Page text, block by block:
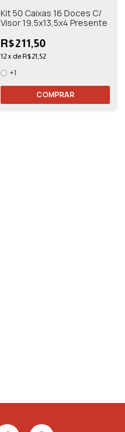
Kit 50 Caixas 16 Doces C/
Visor 19,5x13,5x4 Presente
R$211,50
12x de R$21,52
+1
COMPRAR